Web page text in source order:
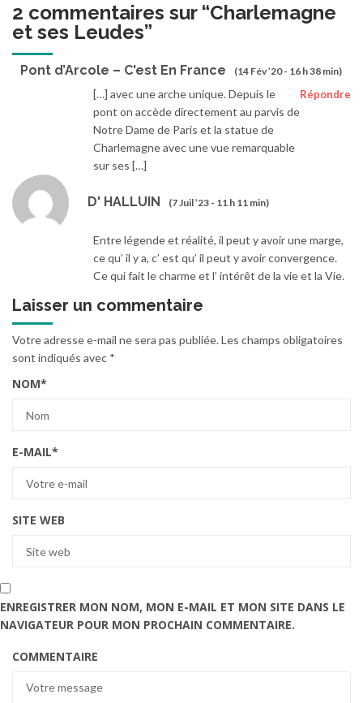
2 commentaires sur “Charlemagne
et ses Leudes”
Pont d’Arcole – C'est En France (14 Fév ’20 - 16 h 38 min)
Répondre
[…] avec une arche unique. Depuis le
pont on accède directement au parvis de
Notre Dame de Paris et la statue de
Charlemagne avec une vue remarquable
sur ses […]
D' HALLUIN (7 Juil ’23 - 11 h 11 min)
Entre légende et réalité, il peut y avoir une marge,
ce qu’ il y a, c’ est qu’ il peut y avoir convergence.
Ce qui fait le charme et l’ intérêt de la vie et la Vie.
Laisser un commentaire
Votre adresse e-mail ne sera pas publiée.Les champs obligatoires
sont indiqués avec *
NOM*
E-MAIL*
SITE WEB
ENREGISTRER MON NOM, MON E-MAIL ET MON SITE DANS LE
NAVIGATEUR POUR MON PROCHAIN COMMENTAIRE.
COMMENTAIRE